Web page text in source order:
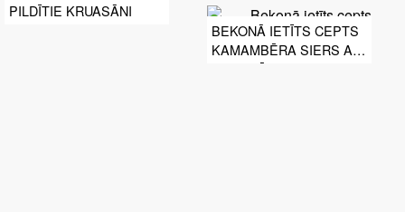
PILDĪTIE KRUASĀNI
BEKONĀ IETĪTS CEPTS
KAMAMBĒRA SIERS AR
ZEMENĒM